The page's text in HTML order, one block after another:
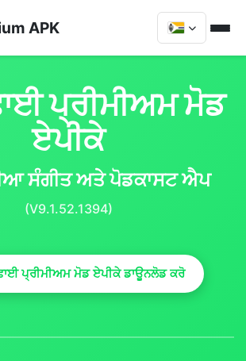
APK
ਪ੍ਰੀਮੀਅਮ ਮੋਡ
ਏਪੀਕੇ
ਸੰਗੀਤ ਅਤੇ ਪੋਡਕਾਸਟ ਐਪ
(V9.1.52.1394)
ਪ੍ਰੀਮੀਅਮ ਮੋਡ ਏਪੀਕੇ ਡਾਊਨਲੋਡ ਕਰੋ